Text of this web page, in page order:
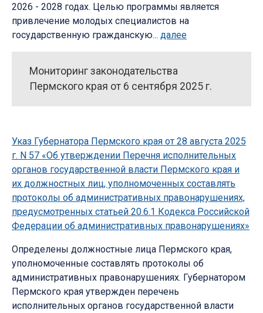
2026 - 2028 годах. Целью программы является
привлечение молодых специалистов на
государственную гражданскую... далее
Мониторинг законодательства
Пермского края от 6 сентября 2025 г.
Указ Губернатора Пермского края от 28 августа 2025
г. N 57 «Об утверждении Перечня исполнительных
органов государственной власти Пермского края и
их должностных лиц, уполномоченных составлять
протоколы об административных правонарушениях,
предусмотренных статьей 20.6.1 Кодекса Российской
Федерации об административных правонарушениях»
Определены должностные лица Пермского края,
уполномоченные составлять протоколы об
административных правонарушениях. Губернатором
Пермского края утвержден перечень
исполнительных органов государственной власти